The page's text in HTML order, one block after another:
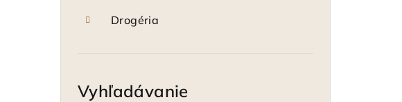
Drogéria
Vyhľadávanie